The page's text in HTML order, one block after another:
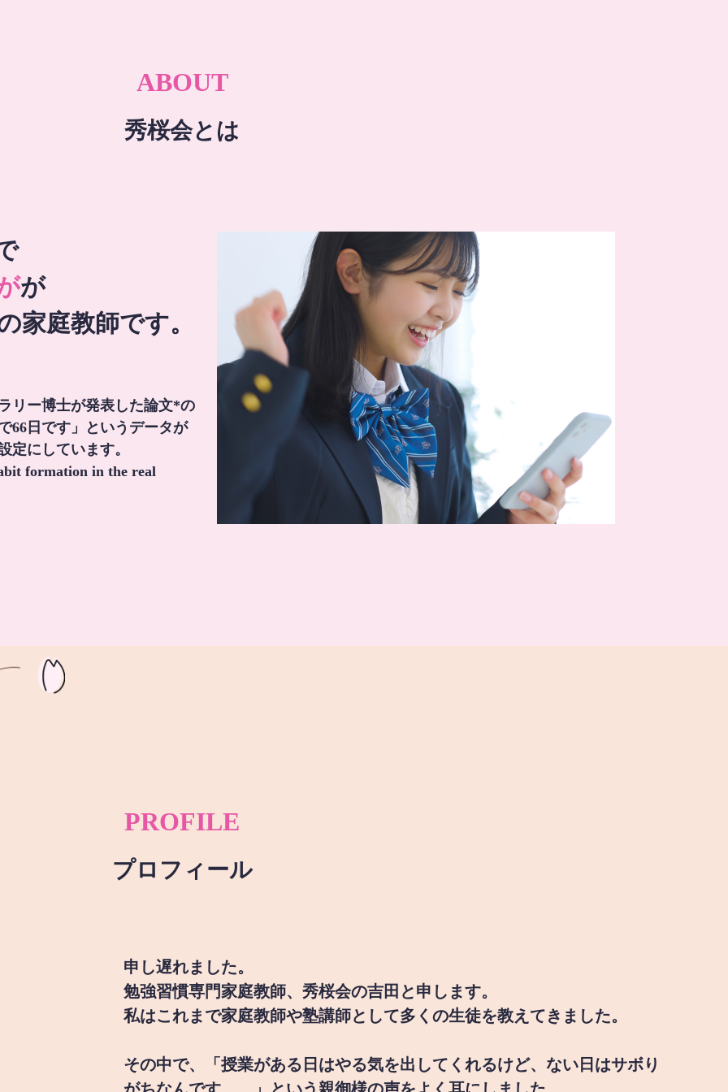
ABOUT
秀桜会とは
が
家庭教師です。
リー博士が発表した論文*の
66日です」というデータが
定にしています。
formation in the real
PROFILE
プロフィール
申し遅れました。
勉強習慣専門家庭教師、秀桜会の吉田と申します。
私はこれまで家庭教師や塾講師として多くの生徒を教えてきました。
その中で、「授業がある日はやる気を出してくれるけど、ない日はサボり